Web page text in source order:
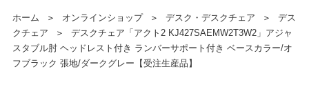
ホーム ＞ オンラインショップ ＞ デスク・デスクチェア ＞
デス
クチェア
＞
デスクチェア「アクト2 KJ427SAEMW2T3W2」アジャ
スタブル肘 ヘッドレスト付き ランバーサポート付き ベースカラー/オ
フブラック 張地/ダークグレー【受注生産品】